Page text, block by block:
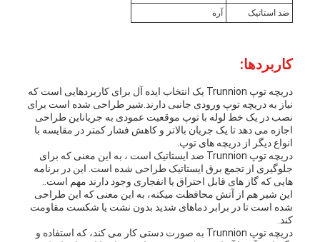
ضد استاتیک
آره
کاربردها:
دریچه توپ Trunnion یک انتخاب ایده آل برای کاربردهایی است که
نیاز به دریچه توپ ورودی جانبی دارند.شیر طراحی شده است برای
نصب در یک خط لوله با توپ موقعیت عمودی به جریاناین طراحی
اجازه می دهد تا یک جریان بالاتر و کاهش فشار کمتر در مقایسه با
انواع دیگر از دریچه های توپ.
دریچه توپ Trunnion ضد ایستاتیک است ، به این معنی که برای
جلوگیری از تجمع برق ایستاتیک طراحی شده است. این در برنامه
هایی که گاز های قابل احتراق یا انفجاری وجود دارند مهم است..
اين شیر هم از آتش محافظت ميکنه، به این معنی که این طراحی
شده است تا در برابر دماهای شدید بدون نشت یا شکست مقاومت
کند.
دریچه توپ Trunnion به صورت دستی کار می کند، که استفاده و